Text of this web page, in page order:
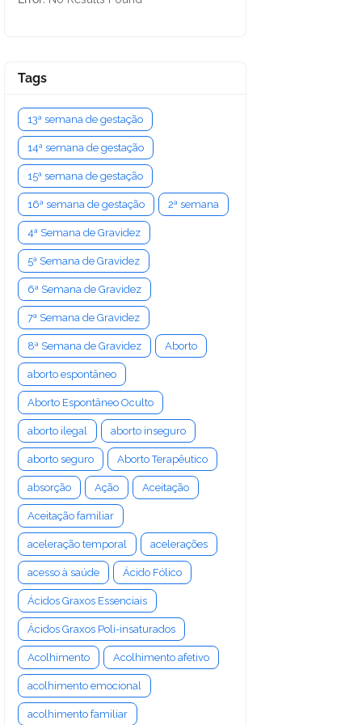
Tags
13ª semana de gestação
14ª semana de gestação
15ª semana de gestação
16ª semana de gestação 2ª semana
4ª Semana de Gravidez
5ª Semana de Gravidez
6ª Semana de Gravidez
7ª Semana de Gravidez
8ª Semana de Gravidez Aborto
aborto espontâneo
Aborto Espontâneo Oculto
aborto ilegal aborto inseguro
aborto seguro Aborto Terapêutico
absorção Ação Aceitação
Aceitação familiar
aceleração temporal acelerações
acesso à saúde Ácido Fólico
Ácidos Graxos Essenciais
Ácidos Graxos Poli-insaturados
Acolhimento Acolhimento afetivo
acolhimento emocional
acolhimento familiar